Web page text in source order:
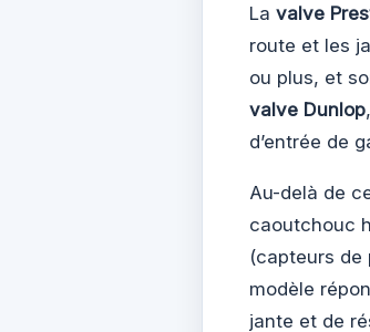
La valve
route et les
ou plus, et
valve Dunlop
d’entrée de
Au-delà de
caoutchouc
(capteurs de
modèle
jante et de